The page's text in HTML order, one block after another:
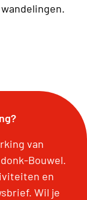
van
Bouwel.
en
Wil je